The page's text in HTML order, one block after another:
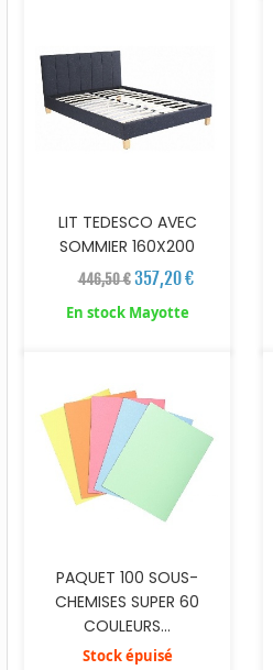
LIT TEDESCO AVEC
SOMMIER 160X200
446,50 € 357,20 €
En stock Mayotte
PAQUET 100 SOUS-
CHEMISES SUPER 60
COULEURS...
Stock épuisé